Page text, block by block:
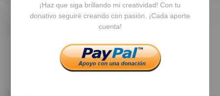
en
Facebook
en
Twitter
en
Instagram
¡Haz que siga brillando mi creatividad! Con tu
donativo seguiré creando con pasión. ¡Cada aporte
cuenta!